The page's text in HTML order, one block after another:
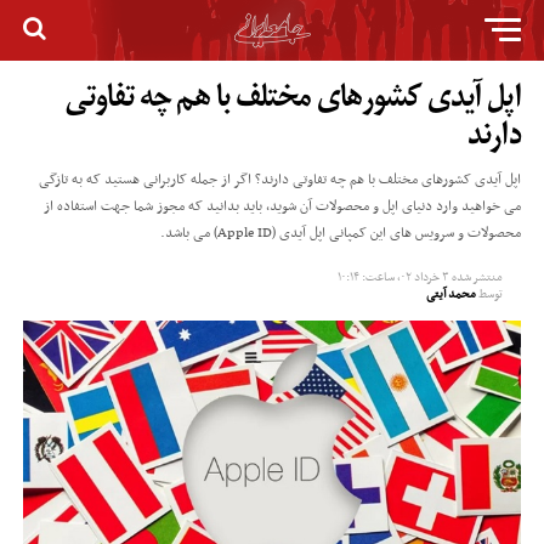
اپل آیدی کشورهای مختلف با هم چه تفاوتی
دارند
اپل آیدی کشورهای مختلف با هم چه تفاوتی دارند؟ اگر از جمله کاربرانی هستید که به تازگی
می خواهید وارد دنیای اپل و محصولات آن شوید، باید بدانید که مجوز شما جهت استفاده از
محصولات و سرویس های این کمپانی اپل آیدی (Apple ID) می باشد.
منتشر شده۳ خرداد ۰۲, ساعت: ۱۰:۱۴
توسطمحمد آیتی